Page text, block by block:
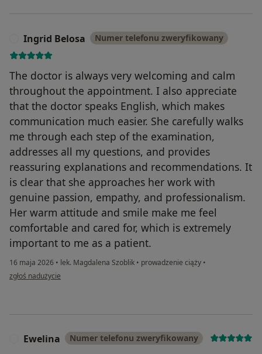
Ingrid Belosa Numer telefonu zweryfikowany
The doctor is always very welcoming and calm
throughout the appointment. I also appreciate
that the doctor speaks English, which makes
communication much easier. She carefully walks
me through each step of the examination,
addresses all my questions, and provides
reassuring explanations and recommendations. It
is clear that she approaches her work with
genuine passion, empathy, and professionalism.
Her warm attitude and smile make me feel
comfortable and cared for, which is extremely
important to me as a patient.
16 maja 2026 • lek. Magdalena Szoblik • prowadzenie ciąży •
w opinii użytkownika Ingrid Belosa
zgłoś nadużycie
Ewelina Numer telefonu zweryfikowany